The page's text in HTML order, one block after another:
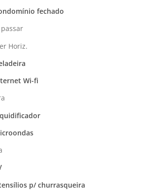
fechado
Horiz.
Wi-fi
p/ churrasqueira